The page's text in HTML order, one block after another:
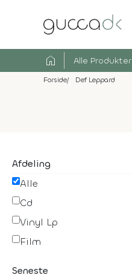
home Alle Produkter
Forside Def Leppard
Afdeling
Alle
Cd
Vinyl Lp
Film
Seneste